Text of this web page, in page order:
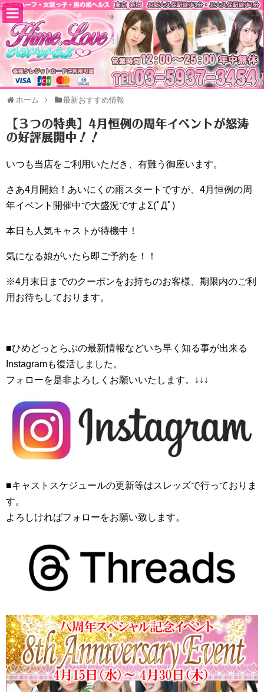
ホーム 最新おすすめ情報
【３つの特典】4月恒例の周年イベントが怒涛
の好評展開中！！
いつも当店をご利用いただき、有難う御座います。
さあ4月開始！あいにくの雨スタートですが、4月恒例の周
年イベント開催中で大盛況ですよΣ(ﾟДﾟ)
本日も人気キャストが待機中！
気になる娘がいたら即ご予約を！！
※4月末日までのクーポンをお持ちのお客様、期限内のご利
用お待ちしております。
■ひめどっとらぶの最新情報などいち早く知る事が出来る
Instagramも復活しました。
フォローを是非よろしくお願いいたします。↓↓↓
■キャストスケジュールの更新等はスレッズで行っておりま
す。
よろしければフォローをお願い致します。